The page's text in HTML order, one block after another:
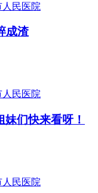
民医院
成渣
民医院
们快来看呀！
民医院